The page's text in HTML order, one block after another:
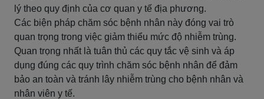
lý theo quy định của cơ quan y tế địa phương.
Các biện pháp chăm sóc bệnh nhân này đóng vai trò
quan trọng trong việc giảm thiểu mức độ nhiễm trùng.
Quan trọng nhất là tuân thủ các quy tắc vệ sinh và áp
dụng đúng các quy trình chăm sóc bệnh nhân để đảm
bảo an toàn và tránh lây nhiễm trùng cho bệnh nhân và
nhân viên y tế.